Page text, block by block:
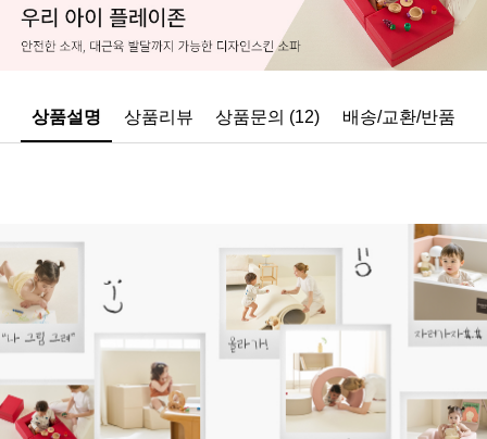
상품설명 상품리뷰 상품문의 (12) 배송/교환/반품